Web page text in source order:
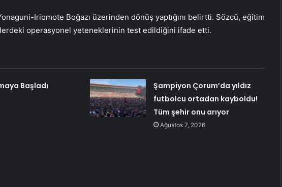
Iriomote Boğazı üzerinden dönüş yaptığını belirtti. Sözcü, eğitim
operasyonel yeteneklerinin test edildiğini ifade etti.
Başladı
Şampiyon Çorum’da yıldız
futbolcu ortadan kayboldu!
Tüm şehir onu arıyor
Ağustos 7, 2026